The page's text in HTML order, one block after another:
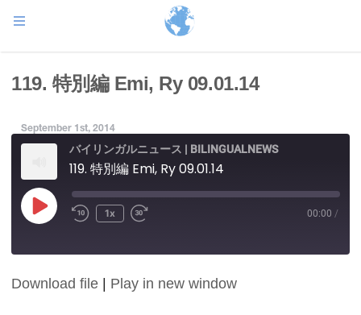
119. 特別編 Emi, Ry 09.01.14
September 1st, 2014
バイリンガルニュース | BILINGUALNEWS
119. 特別編 Emi, Ry 09.01.14
Play
Episode
1x 00:00 /
SHARE
Download file Play in new window